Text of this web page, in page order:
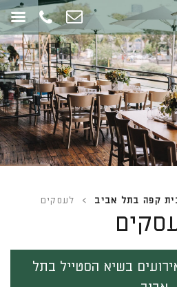
> לעסקים
בשיא הסטייל בתל